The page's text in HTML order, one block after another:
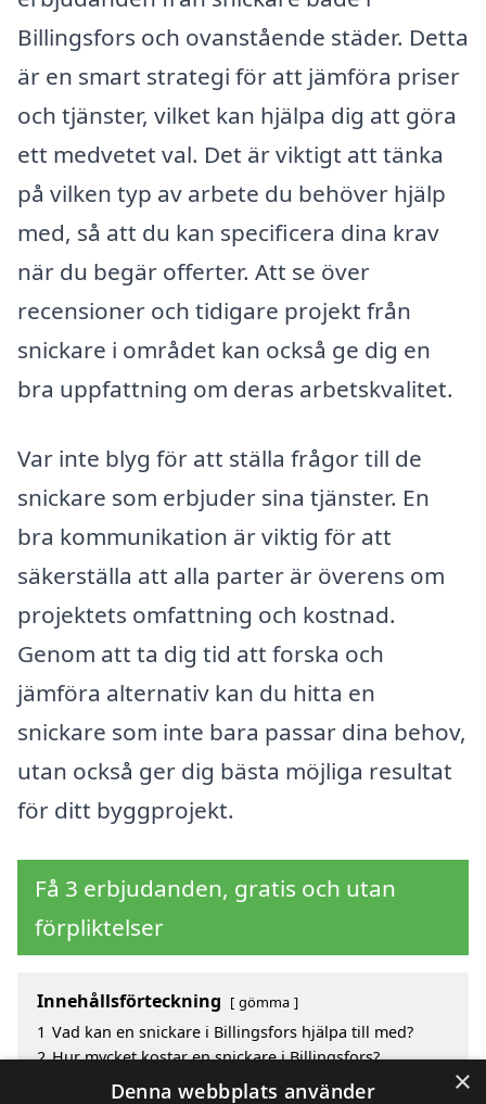
Billingsfors och ovanstående städer. Detta
är en smart strategi för att jämföra priser
och tjänster, vilket kan hjälpa dig att göra
ett medvetet val. Det är viktigt att tänka
på vilken typ av arbete du behöver hjälp
med, så att du kan specificera dina krav
när du begär offerter. Att se över
recensioner och tidigare projekt från
snickare i området kan också ge dig en
bra uppfattning om deras arbetskvalitet.
Var inte blyg för att ställa frågor till de
snickare som erbjuder sina tjänster. En
bra kommunikation är viktig för att
säkerställa att alla parter är överens om
projektets omfattning och kostnad.
Genom att ta dig tid att forska och
jämföra alternativ kan du hitta en
snickare som inte bara passar dina behov,
utan också ger dig bästa möjliga resultat
för ditt byggprojekt.
Få 3 erbjudanden, gratis och utan
förpliktelser
Innehållsförteckning gömma
1 Vad kan en snickare i Billingsfors hjälpa till med?
2 Hur mycket kostar en snickare i Billingsfors?
Fördelar med att välja snickare i Billingsfors
×
Denna webbplats använder